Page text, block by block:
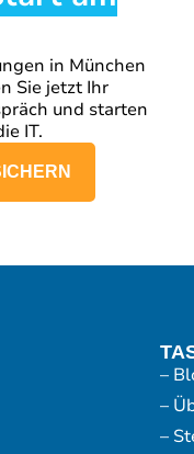
in München
Sie jetzt Ihr
und starten
IT.
–
–
–